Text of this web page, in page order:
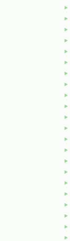
►
►
►
►
►
►
►
►
►
►
►
►
►
►
►
►
►
►
►
►
►
►